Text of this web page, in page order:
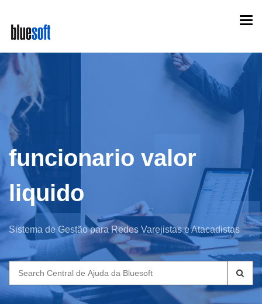
main
content
funcionario valor
liquido
Sistema de Gestão para Redes Varejistas e Atacadistas
Search
for: